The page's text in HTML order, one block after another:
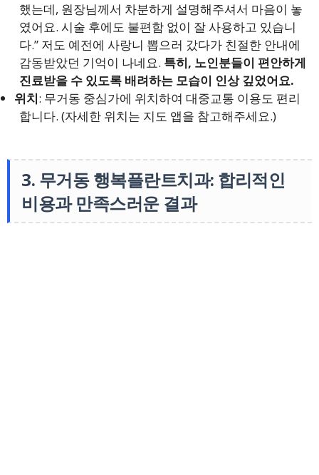
했는데, 원장님께서 차분하게 설명해주셔서 마음이 놓
였어요. 시술 후에도 불편함 없이 잘 사용하고 있습니
다.” 저도 예전에 사랑니 뽑으러 갔다가 친절한 안내에
감동받았던 기억이 나네요. 특히, 노인분들이 편안하게
진료받을 수 있도록 배려하는 모습이 인상 깊었어요.
위치: 무거동 중심가에 위치하여 대중교통 이용도 편리
합니다. (자세한 위치는 지도 앱을 참고해주세요.)
3. 무거동 행복플란트치과: 합리적인
비용과 만족스러운 결과